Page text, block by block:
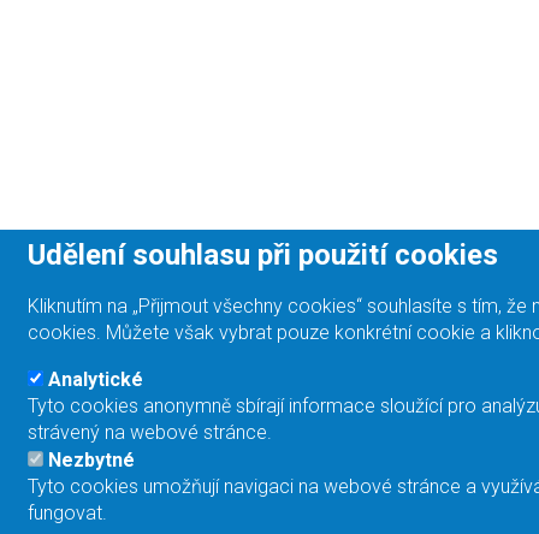
Udělení souhlasu při použití cookies
Kliknutím na „Přijmout všechny cookies“ souhlasíte s tím,
cookies. Můžete však vybrat pouze konkrétní cookie a
Analytické
Tyto cookies anonymně sbírají informace sloužící pro
strávený na webové stránce.
Nezbytné
Tyto cookies umožňují navigaci na webové stránce a
fungovat.